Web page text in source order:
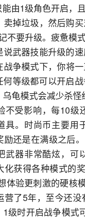
由1级角色开启，
掉垃圾，然后购
不要升级。疲惫模
武器技能升级的
争模式下，你将
等级都可以开启
龟模式会减少杀
不受影响，每10
具。时尚币主要用
励还是在满级之后
武器非常酷炫，可
化获得各种模式的
体验更刺激的硬核
营了5年，至今还
级时开启战争模式